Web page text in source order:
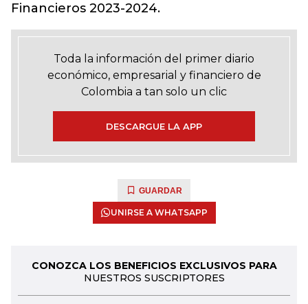
Financieros 2023-2024.
Toda la información del primer diario
económico, empresarial y financiero de
Colombia a tan solo un clic
DESCARGUE LA APP
GUARDAR
UNIRSE A WHATSAPP
CONOZCA LOS BENEFICIOS EXCLUSIVOS PARA
NUESTROS SUSCRIPTORES